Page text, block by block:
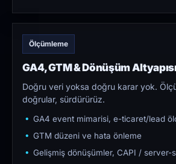
Ölçümleme
GA4, GTM & Dönüşüm
Doğru veri yoksa doğru karar yok.
doğrular, sürdürürüz.
GA4 event mimarisi, e-ticaret/lead
GTM düzeni ve hata önleme
Gelişmiş dönüşümler, CAPI / server-